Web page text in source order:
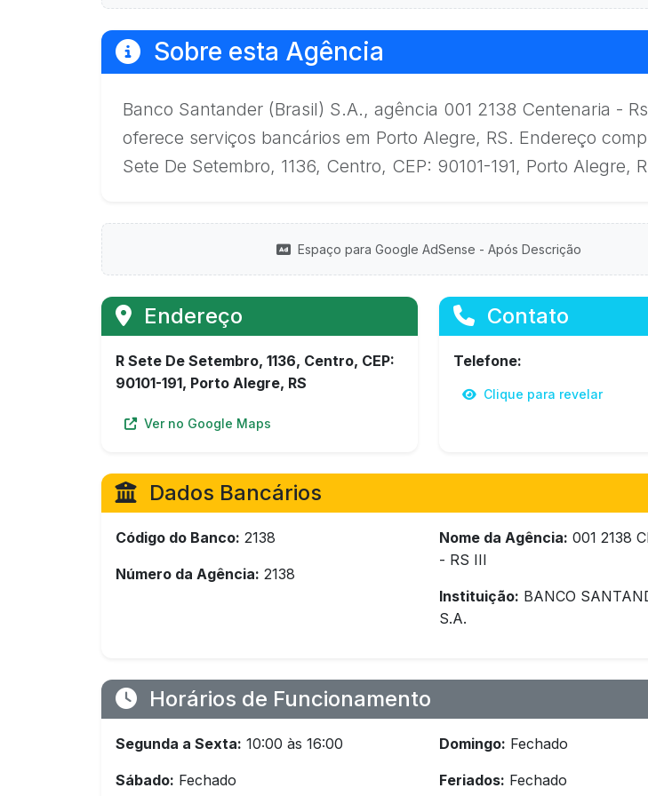
Sobre esta Agência
Banco Santander (Brasil) S.A., agência 001 2138 Centenaria -
oferece serviços bancários em Porto Alegre, RS. Endereço
Sete De Setembro, 1136, Centro, CEP: 90101-191, Porto Alegre,
Espaço para Google AdSense - Após Descrição
Endereço
R Sete De Setembro, 1136, Centro, CEP:
90101-191, Porto Alegre, RS
Ver no Google Maps
Contato
Telefone:
Clique para revelar
Dados Bancários
Código do Banco: 2138
Número da Agência: 2138
Nome da Agência: 001 2138
- RS III
Instituição: BANCO
S.A.
Horários de Funcionamento
Segunda a Sexta: 10:00 às 16:00
Sábado: Fechado
Domingo: Fechado
Feriados: Fechado